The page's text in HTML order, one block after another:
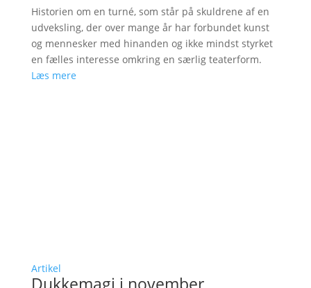
Historien om en turné, som står på skuldrene af en
udveksling, der over mange år har forbundet kunst
og mennesker med hinanden og ikke mindst styrket
en fælles interesse omkring en særlig teaterform.
Læs mere
Artikel